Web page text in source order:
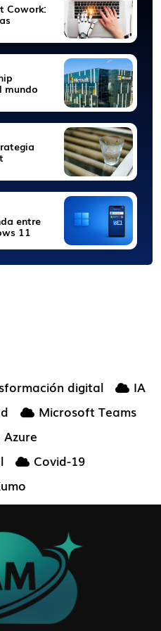
Cowork:
mundo
entre
11
digital
IA
Microsoft Teams
Azure
Covid-19